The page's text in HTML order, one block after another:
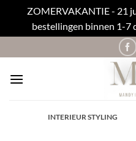
ZOMERVAKANTIE - 21
bestellingen binnen 1-7
naar
inhoud
INTERIEUR STYLING